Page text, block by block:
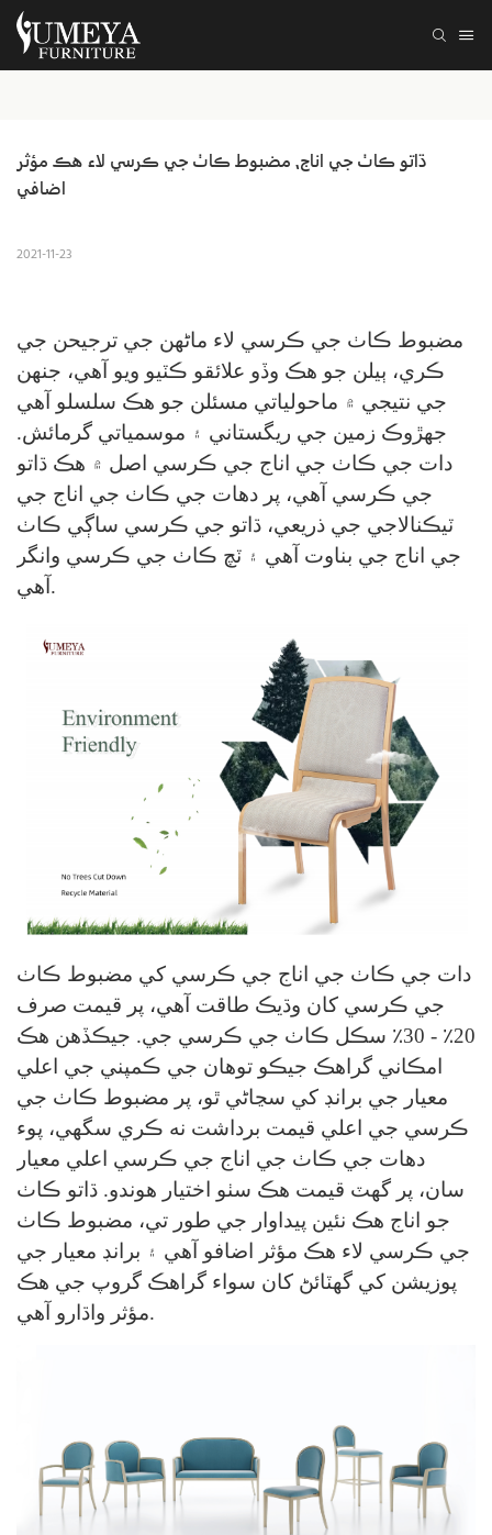
ڌاتو ڪاٺ جي اناج، مضبوط ڪاٺ جي ڪرسي لاء هڪ مؤثر
اضافي
2021-11-23
مضبوط ڪاٺ جي ڪرسي لاء ماڻهن جي ترجيحن جي
ڪري، ٻيلن جو هڪ وڏو علائقو ڪٽيو ويو آهي، جنهن
جي نتيجي ۾ ماحولياتي مسئلن جو هڪ سلسلو آهي
جهڙوڪ زمين جي ريگستاني ۽ موسمياتي گرمائش.
دات جي ڪاٺ جي اناج جي ڪرسي اصل ۾ هڪ ڌاتو
جي ڪرسي آهي، پر دھات جي ڪاٺ جي اناج جي
ٽيڪنالاجي جي ذريعي، ڌاتو جي ڪرسي ساڳي ڪاٺ
جي اناج جي بناوت آهي ۽ ٽچ ڪاٺ جي ڪرسي وانگر
آهي.
دات جي ڪاٺ جي اناج جي ڪرسي کي مضبوط ڪاٺ
جي ڪرسي کان وڌيڪ طاقت آهي، پر قيمت صرف
20٪ - 30٪ سڪل ڪاٺ جي ڪرسي جي. جيڪڏهن هڪ
امڪاني گراهڪ جيڪو توهان جي ڪمپني جي اعلي
معيار جي برانڊ کي سڃاڻي ٿو، پر مضبوط ڪاٺ جي
ڪرسي جي اعلي قيمت برداشت نه ڪري سگهي، پوء
دھات جي ڪاٺ جي اناج جي ڪرسي اعلي معيار
سان، پر گهٽ قيمت هڪ سٺو اختيار هوندو. ڌاتو ڪاٺ
جو اناج هڪ نئين پيداوار جي طور تي، مضبوط ڪاٺ
جي ڪرسي لاء هڪ مؤثر اضافو آهي ۽ برانڊ معيار جي
پوزيشن کي گهٽائڻ کان سواء گراهڪ گروپ جي هڪ
مؤثر واڌارو آهي.